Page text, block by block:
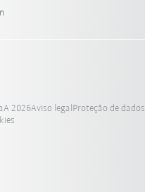
2026Aviso legalProteção de dados